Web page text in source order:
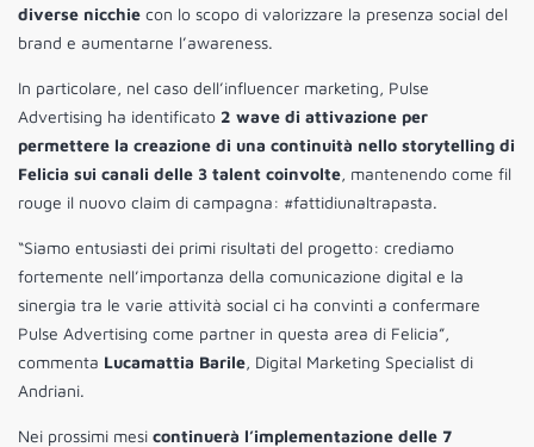
diverse nicchie con lo scopo di valorizzare la presenza social del
brand e aumentarne l’awareness.
In particolare, nel caso dell’influencer marketing, Pulse
Advertising ha identificato 2 wave di attivazione per
permettere la creazione di una continuità nello storytelling di
Felicia sui canali delle 3 talent coinvolte, mantenendo come fil
rouge il nuovo claim di campagna: #fattidiunaltrapasta.
“Siamo entusiasti dei primi risultati del progetto: crediamo
fortemente nell’importanza della comunicazione digital e la
sinergia tra le varie attività social ci ha convinti a confermare
Pulse Advertising come partner in questa area di Felicia”,
commenta Lucamattia Barile, Digital Marketing Specialist di
Andriani.
Nei prossimi mesi continuerà l’implementazione delle 7